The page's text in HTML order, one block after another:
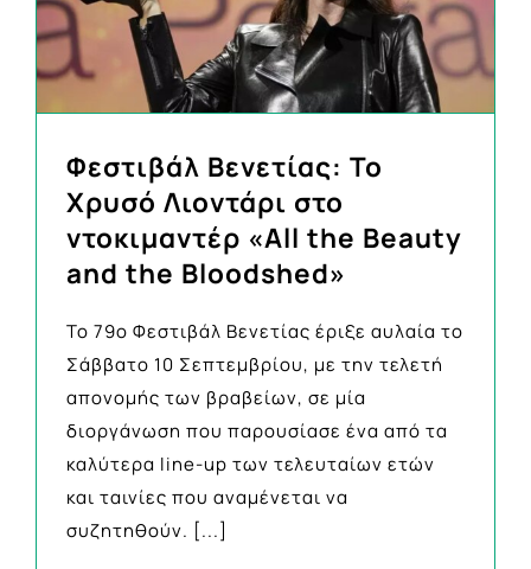
Φεστιβάλ Βενετίας: Το
Χρυσό Λιοντάρι στο
ντοκιμαντέρ «All the Beauty
and the Bloodshed»
To 79ο Φεστιβάλ Βενετίας έριξε αυλαία το
Σάββατο 10 Σεπτεμβρίου, με την τελετή
απονομής των βραβείων, σε μία
διοργάνωση που παρουσίασε ένα από τα
καλύτερα line-up των τελευταίων ετών
και ταινίες που αναμένεται να
συζητηθούν. [...]